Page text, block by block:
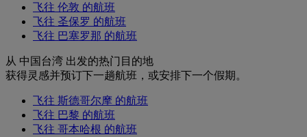
飞往 伦敦 的航班
飞往 圣保罗 的航班
飞往 巴塞罗那 的航班
从 中国台湾 出发的热门目的地
获得灵感并预订下一趟航班，或安排下一个假期。
飞往 斯德哥尔摩 的航班
飞往 巴黎 的航班
飞往 哥本哈根 的航班